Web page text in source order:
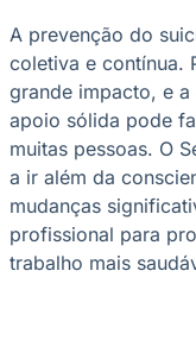
A prevenção do
coletiva e contínua.
grande impacto, e
apoio sólida pode
muitas pessoas. O
a ir além da
mudanças
profissional para
trabalho mais